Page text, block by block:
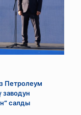
Петролеум
салды